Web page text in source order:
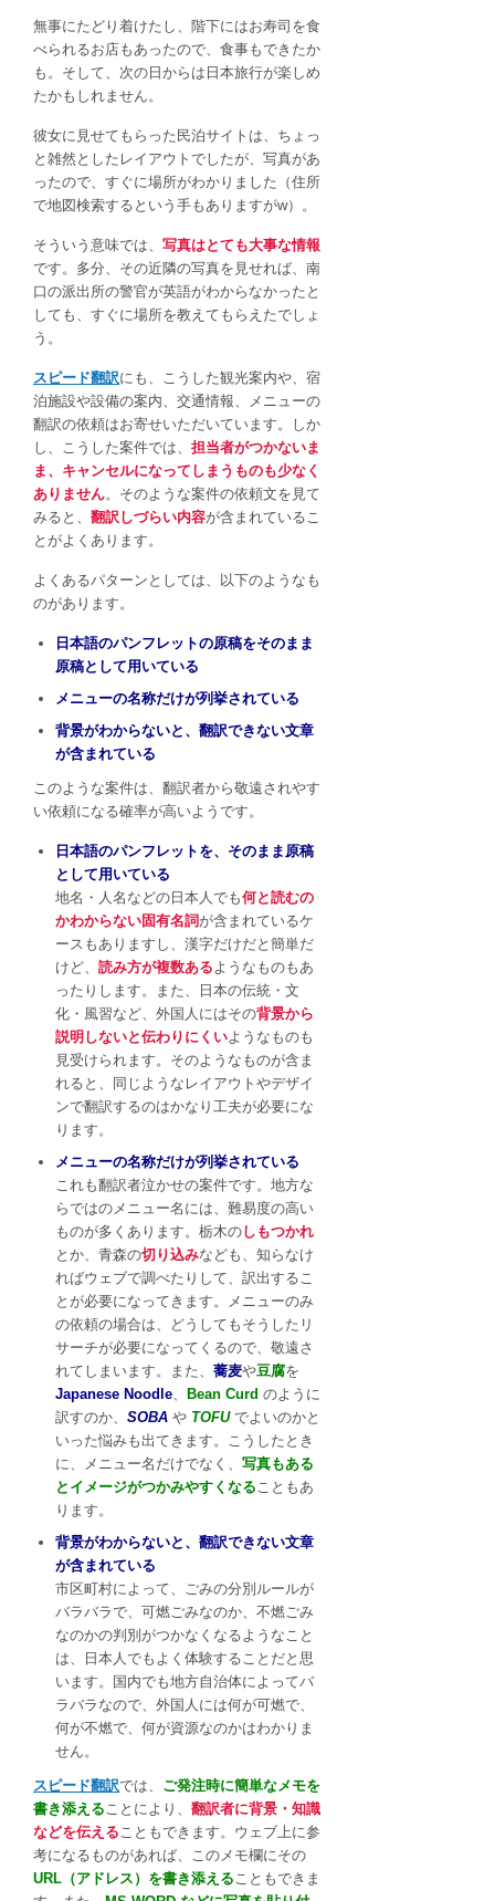
無事にたどり着けたし、階下にはお寿司を食
べられるお店もあったので、食事もできたか
も。そして、次の日からは日本旅行が楽しめ
たかもしれません。
彼女に見せてもらった民泊サイトは、ちょっ
と雑然としたレイアウトでしたが、写真があ
ったので、すぐに場所がわかりました（住所
で地図検索するという手もありますがw）。
そういう意味では、 写真はとても大事な情報
です。多分、その近隣の写真を見せれば、南
口の派出所の警官が英語がわからなかったと
しても、すぐに場所を教えてもらえたでしょ
う。
スピード翻訳にも、こうした観光案内や、宿
泊施設や設備の案内、交通情報、メニューの
翻訳の依頼はお寄せいただいています。しか
し、こうした案件では、 担当者がつかないま
ま、キャンセルになってしまうものも少なく
ありません。そのような案件の依頼文を見て
みると、 翻訳しづらい内容が含まれているこ
とがよくあります。
よくあるパターンとしては、以下のようなも
のがあります。
日本語のパンフレットの原稿をそのまま
原稿として用いている
メニューの名称だけが列挙されている
背景がわからないと、翻訳できない文章
が含まれている
このような案件は、翻訳者から敬遠されやす
い依頼になる確率が高いようです。
日本語のパンフレットを、そのまま原稿
として用いている
地名・人名などの日本人でも何と読むの
かわからない固有名詞が含まれているケ
ースもありますし、漢字だけだと簡単だ
けど、 読み方が複数ある ようなものもあ
ったりします。また、日本の伝統・文
化・風習など、外国人にはその背景から
説明しないと伝わりにくいようなものも
見受けられます。そのようなものが含ま
れると、同じようなレイアウトやデザイ
ンで翻訳するのはかなり工夫が必要にな
ります。
メニューの名称だけが列挙されている
これも翻訳者泣かせの案件です。地方な
らではのメニュー名には、難易度の高い
ものが多くあります。栃木のしもつかれ
とか、青森の切り込みなども、知らなけ
ればウェブで調べたりして、訳出するこ
とが必要になってきます。メニューのみ
の依頼の場合は、どうしてもそうしたリ
サーチが必要になってくるので、敬遠さ
れてしまいます。また、 蕎麦や豆腐を
Japanese Noodle
Bean Curd のように
訳すのか、 SOBA や TOFUでよいのかと
いった悩みも出てきます。こうしたとき
に、メニュー名だけでなく、 写真もある
とイメージがつかみやすくなる こともあ
ります。
背景がわからないと、翻訳できない文章
が含まれている
市区町村によって、ごみの分別ルールが
バラバラで、可燃ごみなのか、不燃ごみ
なのかの判別がつかなくなるようなこと
は、日本人でもよく体験することだと思
います。国内でも地方自治体によってバ
ラバラなので、外国人には何が可燃で、
何が不燃で、何が資源なのかはわかりま
せん。
スピード翻訳では、 ご発注時に簡単なメモを
書き添える ことにより、 翻訳者に背景・知識
などを伝える こともできます。ウェブ上に参
考になるものがあれば、このメモ欄にその
URL（アドレス）を書き添える こともできま